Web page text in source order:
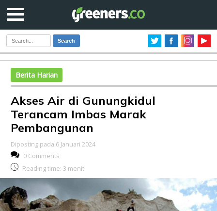
Search
Berita Harian
Akses Air di Gunungkidul
Terancam Imbas Marak
Pembangunan
Diposting pada 6 Januari 2024
0 Comments
Reading time: 3 menit